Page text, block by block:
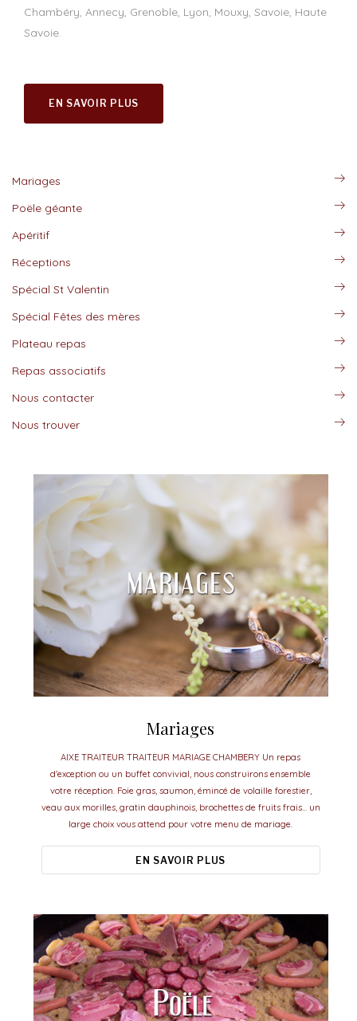
Chambéry, Annecy, Grenoble, Lyon, Mouxy, Savoie, Haute
Savoie.
EN SAVOIR PLUS
Mariages
Poële géante
Apéritif
Réceptions
Spécial St Valentin
Spécial Fêtes des mères
Plateau repas
Repas associatifs
Nous contacter
Nous trouver
Mariages
AIXE TRAITEUR TRAITEUR MARIAGE CHAMBERY Un repas
d'exception ou un buffet convivial, nous construirons ensemble
votre réception. Foie gras, saumon, émincé de volaille forestier,
veau aux morilles, gratin dauphinois, brochettes de fruits frais... un
large choix vous attend pour votre menu de mariage.
EN SAVOIR PLUS